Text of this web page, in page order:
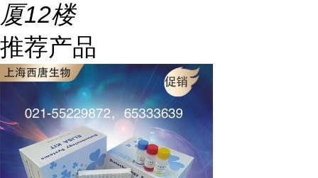
厦12楼
推荐产品